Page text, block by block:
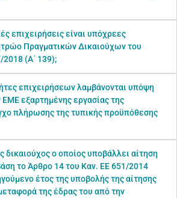
επιχειρήσεις είναι υπόχρεες
Πραγματικών Δικαιούχων του
(Α΄ 139);
επιχειρήσεων λαμβάνονται υπόψη
εξαρτημένης εργασίας της
πλήρωσης της τυπικής προϋπόθεσης
δικαιούχος ο οποίος υποβάλλει αίτηση
το Άρθρο 14 του Καν. ΕΕ 651/2014
έτος της υποβολής της αίτησης
της έδρας του από την